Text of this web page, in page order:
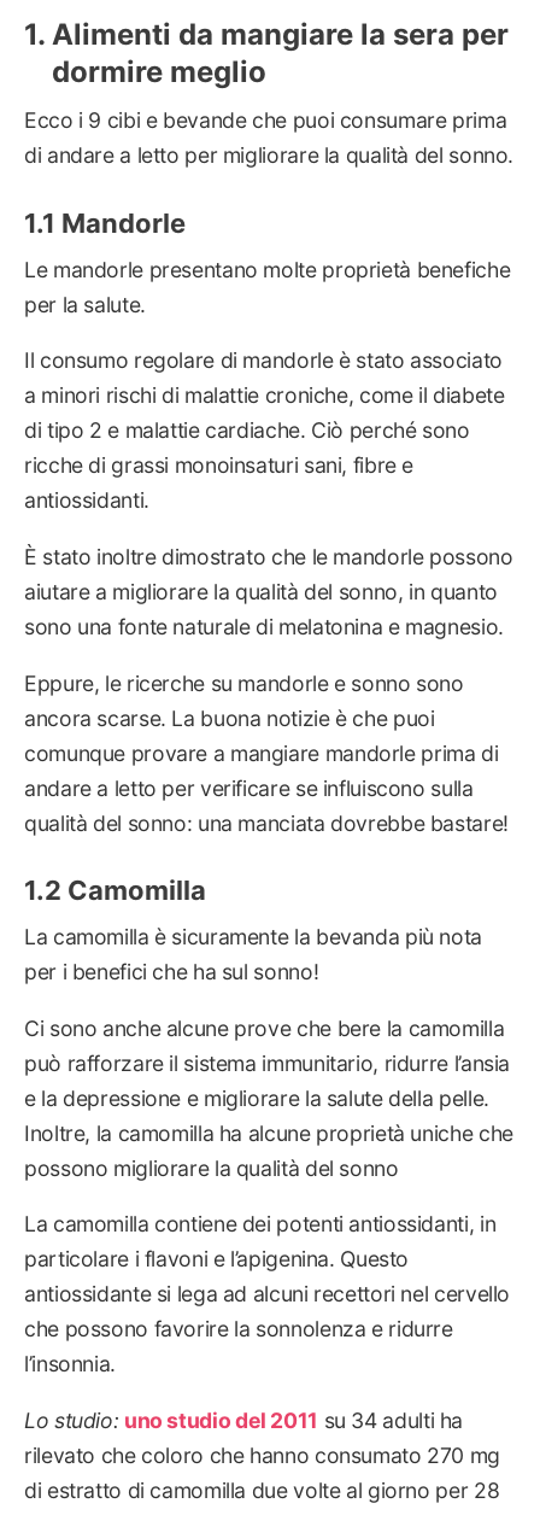
Alimenti da mangiare la sera per
dormire meglio
Ecco i 9 cibi e bevande che puoi consumare prima
di andare a letto per migliorare la qualità del sonno.
Mandorle
Le mandorle presentano molte proprietà benefiche
per la salute.
Il consumo regolare di mandorle è stato associato
a minori rischi di malattie croniche, come il diabete
di tipo 2 e malattie cardiache. Ciò perché sono
ricche di grassi monoinsaturi sani, fibre e
antiossidanti.
È stato inoltre dimostrato che le mandorle possono
aiutare a migliorare la qualità del sonno, in quanto
sono una fonte naturale di melatonina e magnesio.
Eppure, le ricerche su mandorle e sonno sono
ancora scarse. La buona notizie è che puoi
comunque provare a mangiare mandorle prima di
andare a letto per verificare se influiscono sulla
qualità del sonno: una manciata dovrebbe bastare!
Camomilla
La camomilla è sicuramente la bevanda più nota
per i benefici che ha sul sonno!
Ci sono anche alcune prove che bere la camomilla
può rafforzare il sistema immunitario, ridurre l’ansia
e la depressione e migliorare la salute della pelle.
Inoltre, la camomilla ha alcune proprietà uniche che
possono migliorare la qualità del sonno
La camomilla contiene dei potenti antiossidanti, in
particolare i flavoni e l’apigenina. Questo
antiossidante si lega ad alcuni recettori nel cervello
che possono favorire la sonnolenza e ridurre
l’insonnia.
Lo studio: uno studio del 2011 su 34 adulti ha
rilevato che coloro che hanno consumato 270 mg
di estratto di camomilla due volte al giorno per 28